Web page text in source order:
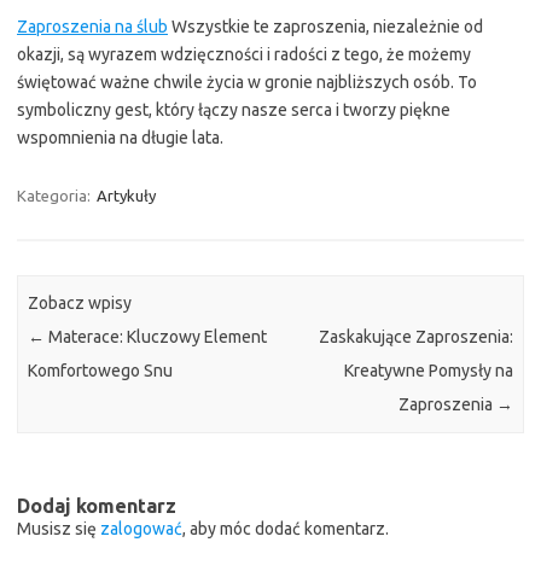
Zaproszenia na ślub Wszystkie te zaproszenia, niezależnie od
okazji, są wyrazem wdzięczności i radości z tego, że możemy
świętować ważne chwile życia w gronie najbliższych osób. To
symboliczny gest, który łączy nasze serca i tworzy piękne
wspomnienia na długie lata.
Kategoria: Artykuły
Zobacz wpisy
← Materace: Kluczowy Element
Komfortowego Snu
Zaskakujące Zaproszenia:
Kreatywne Pomysły na
Zaproszenia →
Dodaj komentarz
Musisz się zalogować, aby móc dodać komentarz.